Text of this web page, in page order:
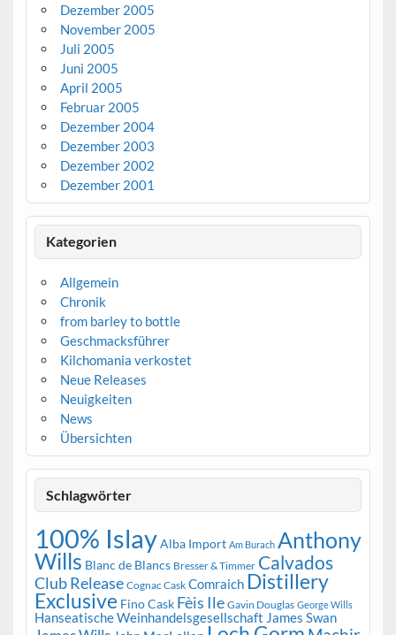
Dezember 2005
November 2005
Juli 2005
Juni 2005
April 2005
Februar 2005
Dezember 2004
Dezember 2003
Dezember 2002
Dezember 2001
Kategorien
Allgemein
Chronik
from barley to bottle
Geschmacksführer
Kilchomania verkostet
Neue Releases
Neuigkeiten
News
Übersichten
Schlagwörter
100% IslayAlba Import Am Burach Anthony
Wills Blanc de Blancs Bresser & Timmer Calvados
Club Release Cognac Cask Comraich Distillery
Exclusive Fino Cask Fèis Ile Gavin Douglas George Wills
Hanseatische Weinhandelsgesellschaft James Swan